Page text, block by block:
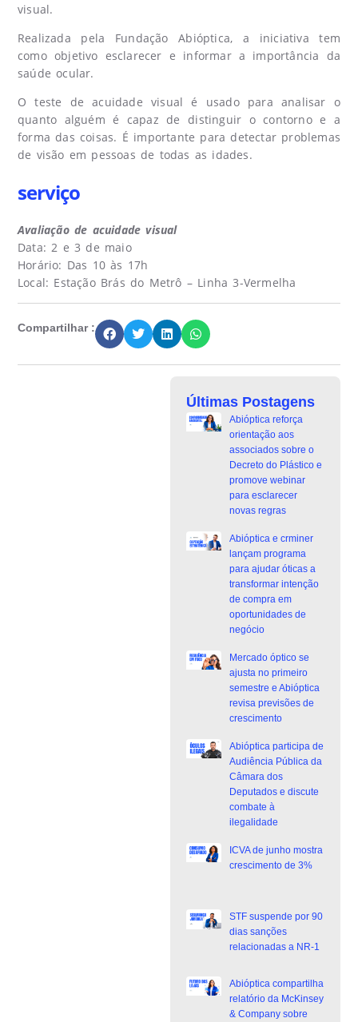
visual.
Realizada pela Fundação Abióptica, a iniciativa tem
como objetivo esclarecer e informar a importância da
saúde ocular.
O teste de acuidade visual é usado para analisar o
quanto alguém é capaz de distinguir o contorno e a
forma das coisas. É importante para detectar problemas
de visão em pessoas de todas as idades.
serviço
Avaliação de acuidade visual
Data: 2 e 3 de maio
Horário: Das 10 às 17h
Local: Estação Brás do Metrô – Linha 3-Vermelha
Compartilhar :
Últimas Postagens
Abióptica reforça
orientação aos
associados sobre o
Decreto do Plástico e
promove webinar
para esclarecer
novas regras
Abióptica e crminer
lançam programa
para ajudar óticas a
transformar intenção
de compra em
oportunidades de
negócio
Mercado óptico se
ajusta no primeiro
semestre e Abióptica
revisa previsões de
crescimento
Abióptica participa de
Audiência Pública da
Câmara dos
Deputados e discute
combate à
ilegalidade
ICVA de junho mostra
crescimento de 3%
STF suspende por 90
dias sanções
relacionadas a NR-1
Abióptica compartilha
relatório da McKinsey
& Company sobre